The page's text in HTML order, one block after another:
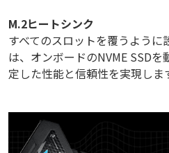
M.2ヒートシンク
すべてのスロットを覆うように
は、オンボードのNVME SSD
定した性能と信頼性を実現しま